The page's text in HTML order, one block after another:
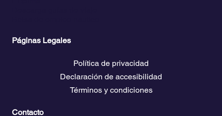
Páginas Legales
Política de privacidad
Declaración de accesibilidad
Términos y condiciones
Contacto